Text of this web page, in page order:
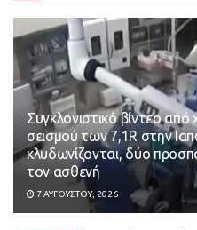
Συγκλονιστικό βίντεο
σεισμού των 7,1R στην
κλυδωνίζονται, δύο
τον ασθενή
7 ΑΥΓΟΎΣΤΟΥ, 2026